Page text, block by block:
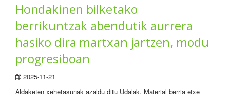
Hondakinen bilketako
berrikuntzak abendutik aurrera
hasiko dira martxan jartzen, modu
progresiboan
2025-11-21
Aldaketen xehetasunak azaldu ditu Udalak. Material berria etxe